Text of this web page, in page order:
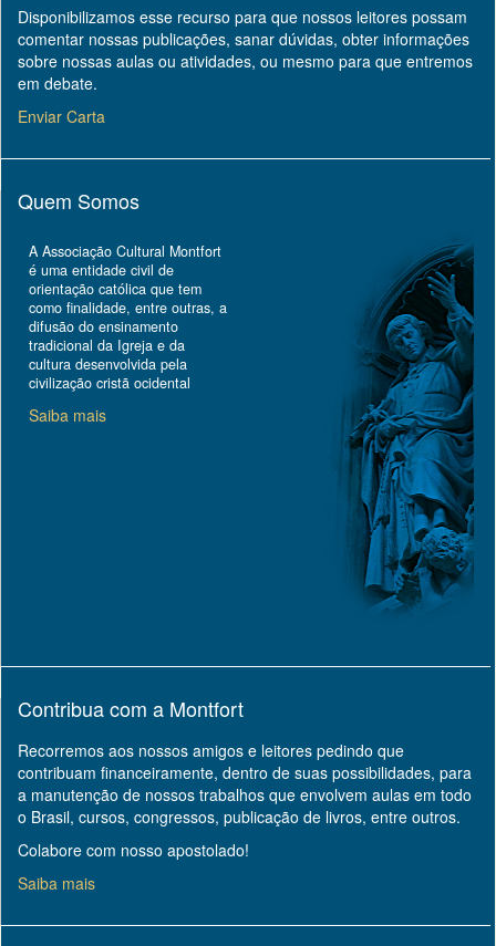
Disponibilizamos esse recurso para que nossos leitores possam
comentar nossas publicações, sanar dúvidas, obter informações
sobre nossas aulas ou atividades, ou mesmo para que entremos
em debate.
Enviar Carta
Quem Somos
A Associação Cultural Montfort
é uma entidade civil de
orientação católica que tem
como finalidade, entre outras, a
difusão do ensinamento
tradicional da Igreja e da
cultura desenvolvida pela
civilização cristã ocidental
Saiba mais
Contribua com a Montfort
Recorremos aos nossos amigos e leitores pedindo que
contribuam financeiramente, dentro de suas possibilidades, para
a manutenção de nossos trabalhos que envolvem aulas em todo
o Brasil, cursos, congressos, publicação de livros, entre outros.
Colabore com nosso apostolado!
Saiba mais